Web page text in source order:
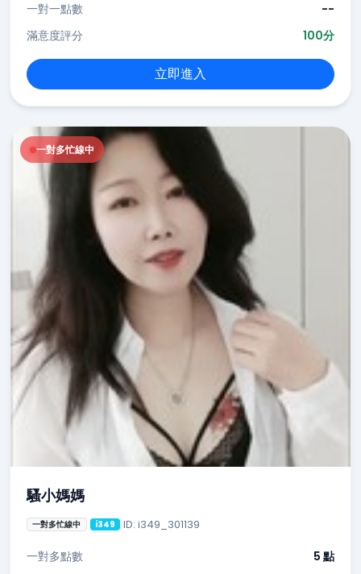
一對一點數
--
滿意度評分
100分
立即進入
一對多忙線中
騷小媽媽
一對多忙線中 i349 ID: i349_301139
一對多點數 5 點